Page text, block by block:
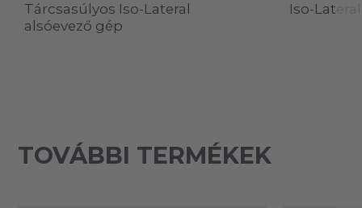
Tárcsasúlyos Iso-Lateral
alsóevező gép
Iso-Lateral
TOVÁBBI TERMÉKEK